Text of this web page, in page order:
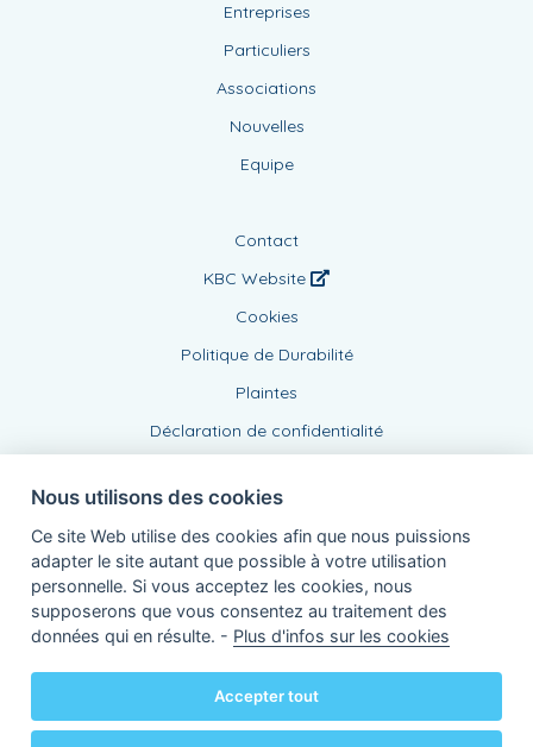
Entreprises
Particuliers
Associations
Nouvelles
Equipe
Contact
KBC Website
Cookies
Politique de Durabilité
Plaintes
Déclaration de confidentialité
Agent lié, BE0437999639
de KBC Assurances sa
3000 Louvain - Belgique
TVA BE 0403.552.563 - RPR Louvain
Powered byKBC-Agent(versie 3.21.0)
Nous utilisons des cookies
Ce site Web utilise des cookies afin que nous puissions
adapter le site autant que possible à votre utilisation
personnelle. Si vous acceptez les cookies, nous
supposerons que vous consentez au traitement des
données qui en résulte. - Plus d'infos sur les cookies
Accepter tout